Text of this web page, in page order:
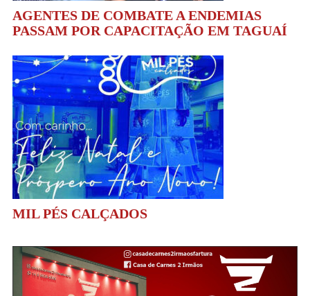
AGENTES DE COMBATE A ENDEMIAS
PASSAM POR CAPACITAÇÃO EM TAGUAÍ
MIL PÉS CALÇADOS